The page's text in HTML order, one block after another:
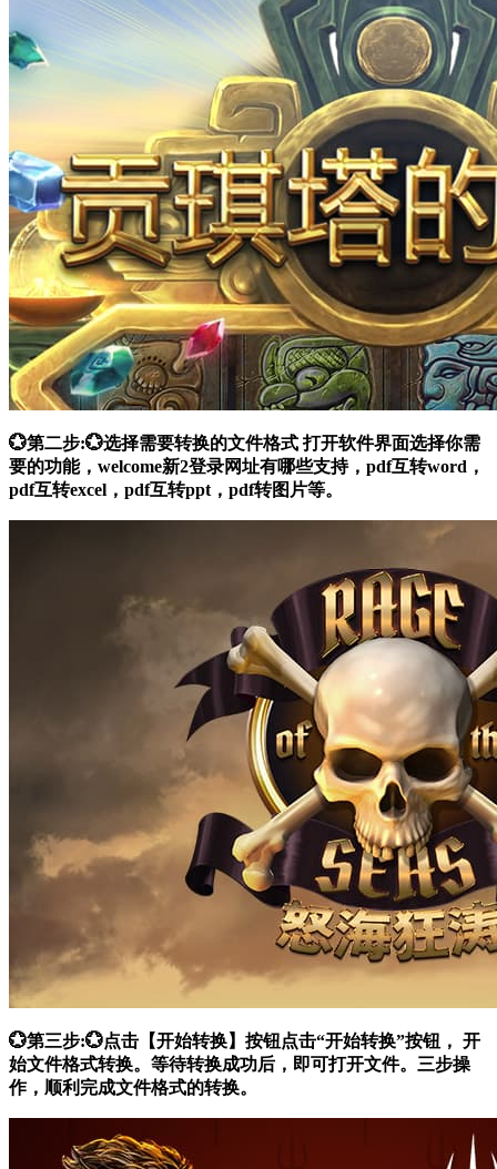
💮第二步:💮选择需要转换的文件格式 打开软件界面选择你需
要的功能，welcome新2登录网址有哪些支持，pdf互转word，
pdf互转excel，pdf互转ppt，pdf转图片等。
💮第三步:💮点击【开始转换】按钮点击“开始转换”按钮， 开
始文件格式转换。等待转换成功后，即可打开文件。三步操
作，顺利完成文件格式的转换。